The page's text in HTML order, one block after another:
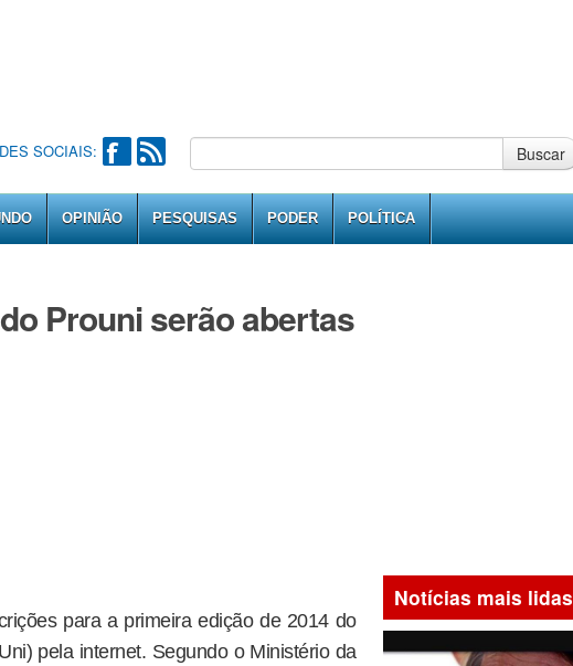
SOCIAIS: Buscar
OPINIÃO PESQUISAS PODER POLÍTICA
Prouni serão abertas
para a primeira edição de 2014 do
pela internet. Segundo o Ministério da
Notícias mais lidas